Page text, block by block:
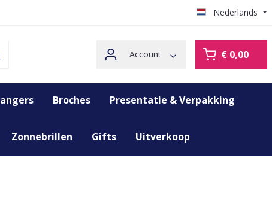
Nederlands
Account € 0,00
Broches Presentatie & Verpakking
Zonnebrillen Gifts Uitverkoop